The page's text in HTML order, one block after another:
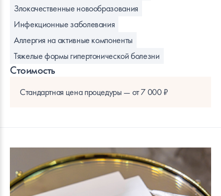
Злокачественные новообразования
Инфекционные заболевания
Аллергия на активные компоненты
Тяжелые формы гипертонической болезни
Стоимость
Стандартная цена процедуры — от 7 000 ₽